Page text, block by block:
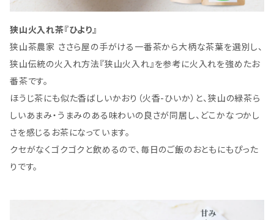
狭山火入れ茶『ひより』
狭山茶農家 ささら屋の手がける一番茶から大柄な茶葉を選別し、
狭山伝統の火入れ方法『狭山火入れ』を参考に火入れを強めたお
番茶です。
ほうじ茶にも似た香ばしいかおり（火香-ひいか）と、狭山の緑茶ら
しいあまみ・うまみのある味わいの良さが同居し、どこかなつかし
さを感じるお茶になっています。
クセがなくゴクゴクと飲めるので、毎日のご飯のおともにもぴった
りです。